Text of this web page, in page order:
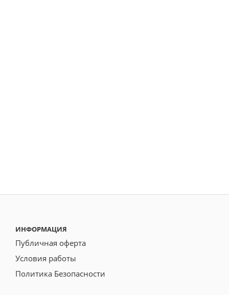
ИНФОРМАЦИЯ
Публичная оферта
Условия работы
Политика Безопасности